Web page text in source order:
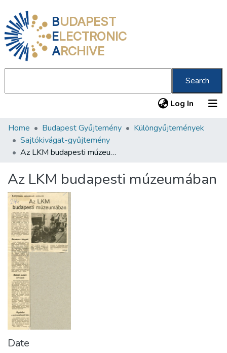
BUDAPEST
ELECTRONIC
ARCHIVE
Search
Log In (current)
Communities & Collections
All of DSpace
About us
Home Budapest Gyűjtemény
Különgyűjtemények
Sajtókivágat-gyűjtemény
Az LKM budapesti múzeumában
Az LKM budapesti múzeumában
Date